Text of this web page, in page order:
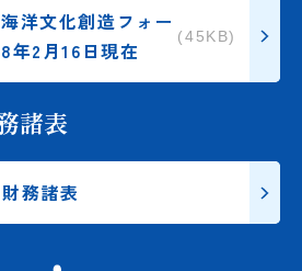
洋文化創造フォー
2月16日現在​
(45KB)
諸表
務諸表